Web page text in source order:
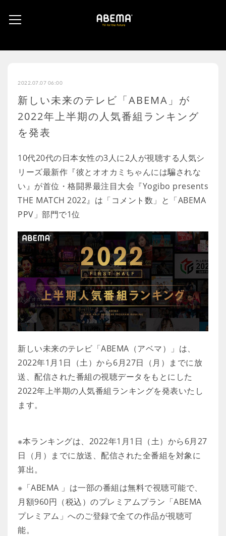
2022.07.07 06:00
新しい未来のテレビ「ABEMA」が
2022年上半期の人気番組ランキング
を発表
10代20代の日本女性の3人に2人が視聴する人気シ
リーズ最新作『彼とオオカミちゃんには騙されな
い』が首位・格闘界最注目大会『Yogibo presents
THE MATCH 2022』は「コメント数」と「ABEMA
PPV」部門で1位
新しい未来のテレビ「ABEMA（アベマ）」は、
2022年1月1日（土）から6月27日（月）までに放
送、配信された番組の視聴データをもとにした
2022年上半期の人気番組ランキングを発表いたし
ます。
※本ランキングは、2022年1月1日（土）から6月27
日（月）までに放送、配信された全番組を対象に
算出。
※「ABEMA 」は一部の番組は無料で視聴可能で、
月額960円（税込）のプレミアムプラン「ABEMA
プレミアム」へのご登録で全ての作品が視聴可
能。